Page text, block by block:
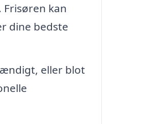
kan
dine bedste
eller blot